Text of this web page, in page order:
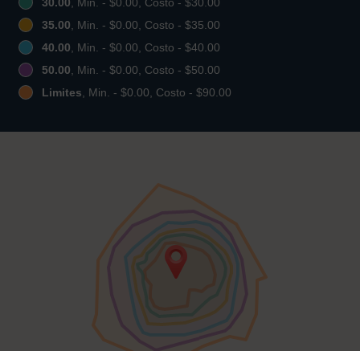
30.00, Min. - $0.00, Costo - $30.00
35.00, Min. - $0.00, Costo - $35.00
40.00, Min. - $0.00, Costo - $40.00
50.00, Min. - $0.00, Costo - $50.00
Limites, Min. - $0.00, Costo - $90.00